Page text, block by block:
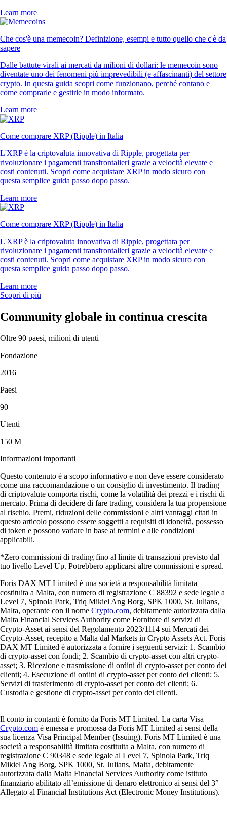
Learn more
Che cos'è una memecoin? Definizione, esempi e tutto quello che c'è da
sapere
Dalle battute virali ai mercati da milioni di dollari: le memecoin sono
diventate uno dei fenomeni più imprevedibili (e affascinanti) del settore
crypto. In questa guida scopri come funzionano, perché contano e
come comprarle e gestirle in modo informato.
Learn more
Come comprare XRP (Ripple) in Italia
L'XRP è la criptovaluta innovativa di Ripple, progettata per
rivoluzionare i pagamenti transfrontalieri grazie a velocità elevate e
costi contenuti. Scopri come acquistare XRP in modo sicuro con
questa semplice guida passo dopo passo.
Learn more
Come comprare XRP (Ripple) in Italia
L'XRP è la criptovaluta innovativa di Ripple, progettata per
rivoluzionare i pagamenti transfrontalieri grazie a velocità elevate e
costi contenuti. Scopri come acquistare XRP in modo sicuro con
questa semplice guida passo dopo passo.
Learn more
Scopri di più
Community globale in continua crescita
Oltre 90 paesi, milioni di utenti
Fondazione
2016
Paesi
90
Utenti
150 M
Informazioni importanti
Questo contenuto è a scopo informativo e non deve essere considerato
come una raccomandazione o un consiglio di investimento. Il trading
di criptovalute comporta rischi, come la volatilità dei prezzi e i rischi di
mercato. Prima di decidere di fare trading, considera la tua propensione
al rischio. Premi, riduzioni delle commissioni e altri vantaggi citati in
questo articolo possono essere soggetti a requisiti di idoneità, possesso
di token e possono variare in base ai termini e alle condizioni
applicabili.
*Zero commissioni di trading fino al limite di transazioni previsto dal
tuo livello Level Up. Potrebbero applicarsi altre commissioni e spread.
Foris DAX MT Limited è una società a responsabilità limitata
costituita a Malta, con numero di registrazione C 88392 e sede legale a
Level 7, Spinola Park, Triq Mikiel Ang Borg, SPK 1000, St. Julians,
Malta, operante con il nome Crypto.com, debitamente autorizzata dalla
Malta Financial Services Authority come Fornitore di servizi di
Crypto-Asset ai sensi del Regolamento 2023/1114 sui Mercati dei
Crypto-Asset, recepito a Malta dal Markets in Crypto Assets Act. Foris
DAX MT Limited è autorizzata a fornire i seguenti servizi: 1. Scambio
di crypto-asset con fondi; 2. Scambio di crypto-asset con altri crypto-
asset; 3. Ricezione e trasmissione di ordini di crypto-asset per conto dei
clienti; 4. Esecuzione di ordini di crypto-asset per conto dei clienti; 5.
Servizi di trasferimento di crypto-asset per conto dei clienti; 6.
Custodia e gestione di crypto-asset per conto dei clienti.
Il conto in contanti è fornito da Foris MT Limited. La carta Visa
Crypto.com è emessa e promossa da Foris MT Limited ai sensi della
sua licenza Visa Principal Member (Issuing). Foris MT Limited è una
società a responsabilità limitata costituita a Malta, con numero di
registrazione C 90348 e sede legale al Level 7, Spinola Park, Triq
Mikiel Ang Borg, SPK 1000, St. Julians, Malta, debitamente
autorizzata dalla Malta Financial Services Authority come istituto
finanziario abilitato all’emissione di denaro elettronico ai sensi del 3°
Allegato al Financial Institutions Act (Electronic Money Institutions).